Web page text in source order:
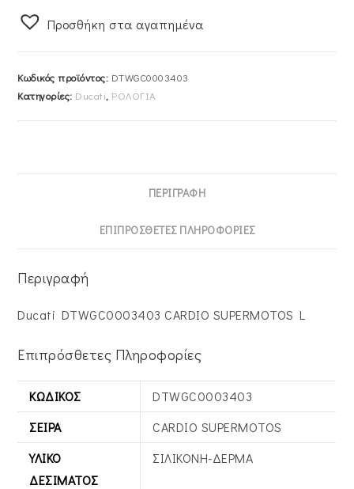
DTWGC0003403
Προσθήκη στα αγαπημένα
Κωδικός προϊόντος: DTWGC0003403
Κατηγορίες: Ducati, ΡΟΛΟΓΙΑ
ΠΕΡΙΓΡΑΦΉ
ΕΠΙΠΡΌΣΘΕΤΕΣ ΠΛΗΡΟΦΟΡΊΕΣ
Περιγραφή
Ducati DTWGC0003403 CARDIO SUPERMOTOS L
Επιπρόσθετες Πληροφορίες
ΚΩΔΙΚΌΣ
DTWGC0003403
ΣΕΙΡΆ
CARDIO SUPERMOTOS
ΥΛΙΚΌ
ΔΕΣΊΜΑΤΟΣ
ΣΙΛΙΚΟΝΗ-ΔΕΡΜΑ